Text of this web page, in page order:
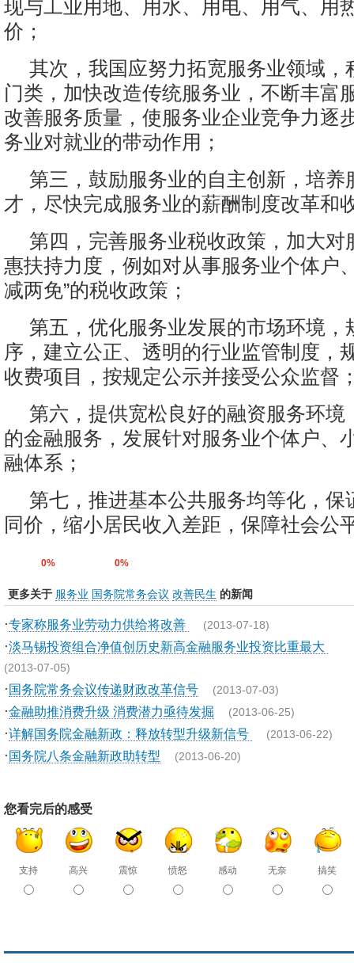
现与工业用地、用水、用电、用气、用
价；
其次，我国应努力拓宽服务业领域，
门类，加快改造传统服务业，不断丰富
改善服务质量，使服务业企业竞争力逐
务业对就业的带动作用；
第三，鼓励服务业的自主创新，培养
才，尽快完成服务业的薪酬制度改革和
第四，完善服务业税收政策，加大对
惠扶持力度，例如对从事服务业个体户
减两免”的税收政策；
第五，优化服务业发展的市场环境，
序，建立公正、透明的行业监管制度，
收费项目，按规定公示并接受公众监督
第六，提供宽松良好的融资服务环境
的金融服务，发展针对服务业个体户、
融体系；
第七，推进基本公共服务均等化，保
同价，缩小居民收入差距，保障社会公
0% 0%
更多关于 服务业 国务院常务会议 改善民生 的新闻
·专家称服务业劳动力供给将改善 (2013-07-18)
·淡马锡投资组合净值创历史新高金融服务业投资比重最大
(2013-07-05)
·国务院常务会议传递财政改革信号 (2013-07-03)
·金融助推消费升级 消费潜力亟待发掘 (2013-06-25)
·详解国务院金融新政：释放转型升级新信号 (2013-06-22)
·国务院八条金融新政助转型 (2013-06-20)
您看完后的感受
支持 高兴 震惊 愤怒 感动 无奈 搞笑